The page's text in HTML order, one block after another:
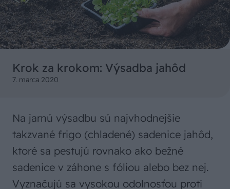
Krok za krokom: Výsadba jahôd
7. marca 2020
Na jarnú výsadbu sú najvhodnejšie
takzvané frigo (chladené) sadenice jahôd,
ktoré sa pestujú rovnako ako bežné
sadenice v záhone s fóliou alebo bez nej.
Vyznačujú sa vysokou odolnosťou proti